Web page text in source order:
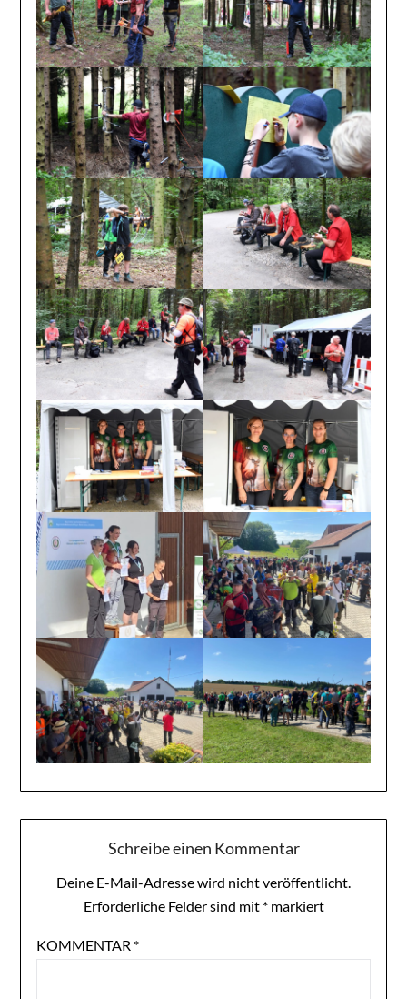
Schreibe einen Kommentar
Deine E-Mail-Adresse wird nicht veröffentlicht.
Erforderliche Felder sind mit *markiert
KOMMENTAR *